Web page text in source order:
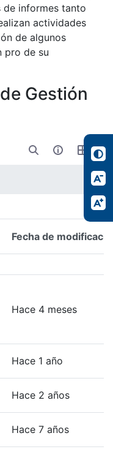
de informes tanto
actividades
de algunos
pro de su
Gestión
Fecha de
Hace 4 meses
Hace 1 año
Hace 2 años
Hace 7 años